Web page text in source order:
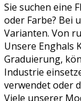
Sie suchen eine
oder Farbe? Bei
Varianten. Von
Unsere Enghals
Graduierung,
Industrie
verwendet oder
Viele unserer